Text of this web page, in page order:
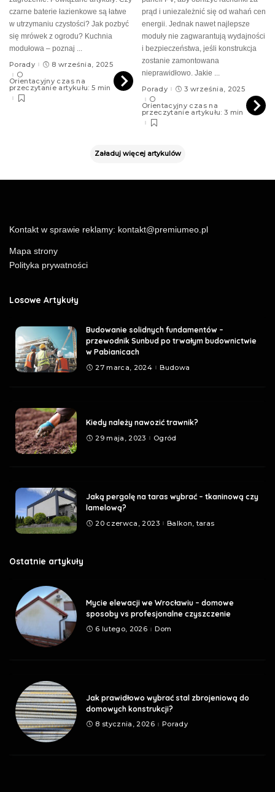
czarne baterie łazienkowe są łatwe
w utrzymaniu czystości? Jak pozbyć
się mrówek z ogrodu? Kuchnia
modułowa – poznaj ...
Porady
8 września, 2025
Orientacyjny czas na
przeczytanie artykułu: 5 min
prąd i uniezależnić się od wahań cen
energii. Jednak nawet najlepsze
moduły nie zagwarantują wydajności
i bezpieczeństwa, jeśli konstrukcja
zostanie zamontowana
nieprawidłowo. Jakie ...
Porady
3 września, 2025
Orientacyjny czas na
przeczytanie artykułu: 3 min
Załaduj więcej artykulów
Kontakt w sprawie reklamy: kontakt@premiumeo.pl
Mapa strony
Polityka prywatności
Losowe Artykuły
Budowanie solidnych fundamentów –
przewodnik Sunbud po trwałym budownictwie
w Pabianicach
27 marca, 2024 Budowa
Kiedy należy nawozić trawnik?
29 maja, 2023 Ogród
Jaką pergolę na taras wybrać – tkaninową czy
lamelową?
20 czerwca, 2023 Balkon, taras
Ostatnie artykuły
Mycie elewacji we Wrocławiu – domowe
sposoby vs profesjonalne czyszczenie
6 lutego, 2026 Dom
Jak prawidłowo wybrać stal zbrojeniową do
domowych konstrukcji?
8 stycznia, 2026 Porady